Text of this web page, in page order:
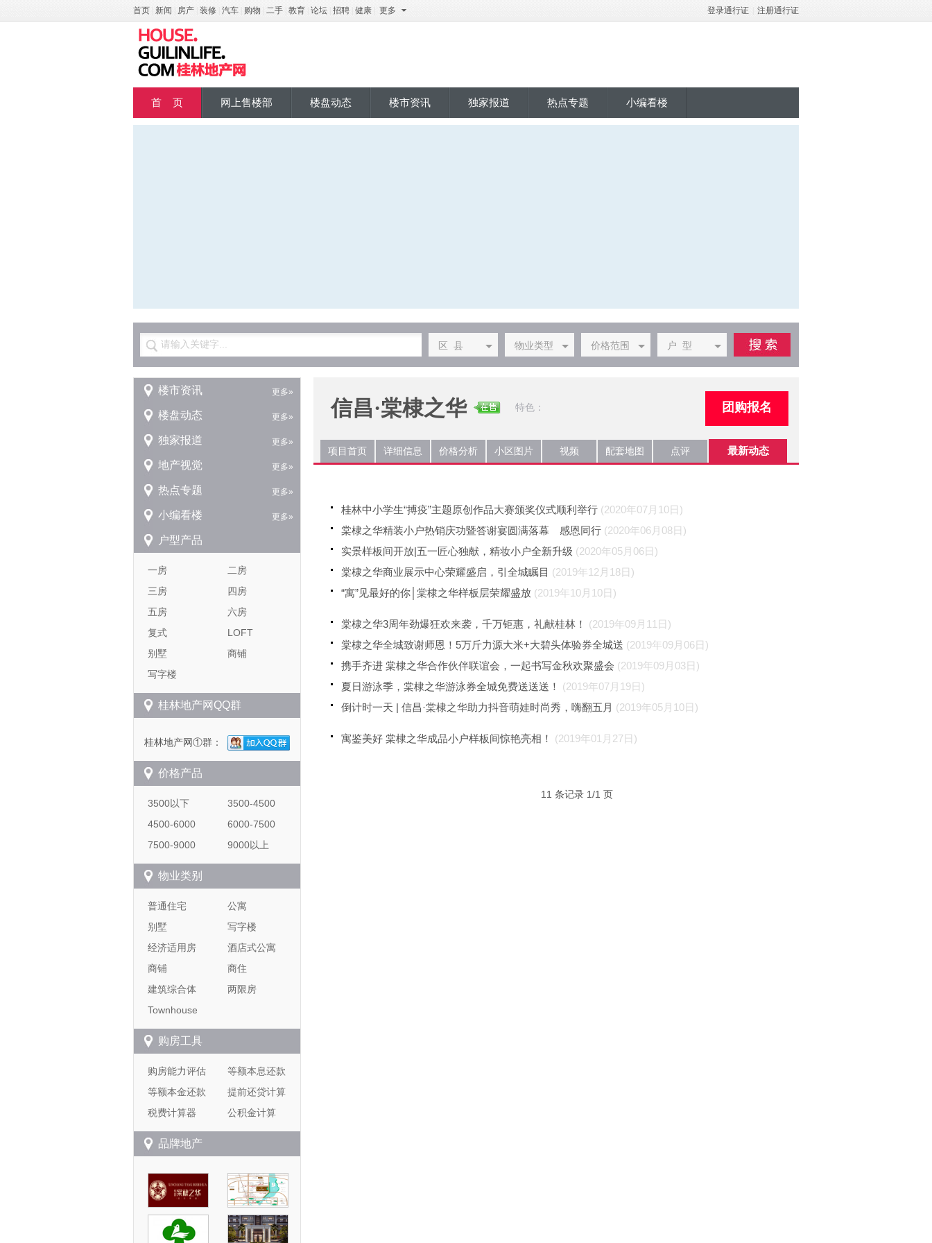
注册通行证
登录通行证
首页 新闻 房产 装修 汽车 购物 二手 教育 论坛 招聘 健康 更多
首 页 网上售楼部 楼盘动态 楼市资讯 独家报道 热点专题 小编看楼
请输入关键字... 区 县 物业类型 价格范围 户 型
更多»
楼市资讯
更多»
楼盘动态
更多»
独家报道
更多»
地产视觉
更多»
热点专题
更多»
小编看楼
户型产品
一房
二房
三房
四房
五房
六房
复式
LOFT
别墅
商铺
写字楼
桂林地产网QQ群
桂林地产网①群：
价格产品
3500以下
3500-4500
4500-6000
6000-7500
7500-9000
9000以上
物业类别
普通住宅
公寓
别墅
写字楼
经济适用房
酒店式公寓
商铺
商住
建筑综合体
两限房
Townhouse
购房工具
购房能力评估
等额本息还款
等额本金还款
提前还贷计算
税费计算器
公积金计算
品牌地产
信昌·棠棣之华 特色： 团购报名
项目首页 详细信息 价格分析 小区图片 视频 配套地图 点评 最新动态
桂林中小学生“搏疫”主题原创作品大赛颁奖仪式顺利举行 (2020年07月10日)
棠棣之华精装小户热销庆功暨答谢宴圆满落幕 感恩同行 (2020年06月08日)
实景样板间开放|五一匠心独献，精妆小户全新升级 (2020年05月06日)
棠棣之华商业展示中心荣耀盛启，引全城瞩目 (2019年12月18日)
“寓”见最好的你│棠棣之华样板层荣耀盛放 (2019年10月10日)
棠棣之华3周年劲爆狂欢来袭，千万钜惠，礼献桂林！
(2019年09月11日)
棠棣之华全城致谢师恩！5万斤力源大米+大碧头体验券全城送 (2019年09月06日)
携手齐进 棠棣之华合作伙伴联谊会，一起书写金秋欢聚盛会 (2019年09月03日)
夏日游泳季，棠棣之华游泳券全城免费送送送！
(2019年07月19日)
倒计时一天 | 信昌·棠棣之华助力抖音萌娃时尚秀，嗨翻五月 (2019年05月10日)
寓鉴美好 棠棣之华成品小户样板间惊艳亮相！ (2019年01月27日)
11 条记录 1/1 页